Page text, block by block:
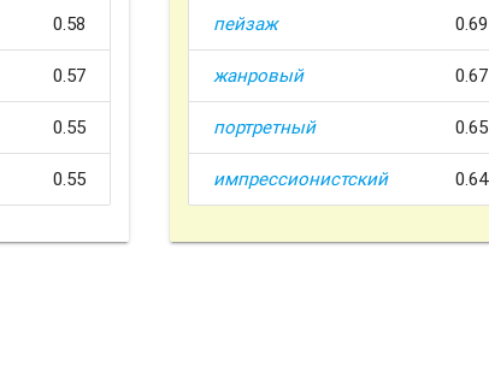
0.58
0.57
0.55
0.55
пейзаж 0.69
жанровый 0.67
портретный 0.65
импрессионистский 0.64